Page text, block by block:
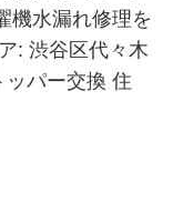
機水漏れ修理を
: 渋谷区代々木
パー交換 住